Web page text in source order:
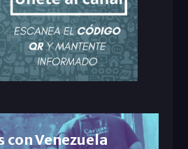
con Venezuela